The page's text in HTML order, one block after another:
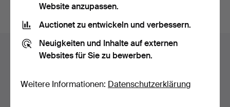
Fußzeilen-
Navigation
Hilfe und Kontakt
Alle Auktionshäuser
Website anzupassen.
Auctionet zu entwickeln und verbessern.
Neuigkeiten und Inhalte auf externen
Websites für Sie zu bewerben.
Weitere Informationen: Datenschutzerklärung